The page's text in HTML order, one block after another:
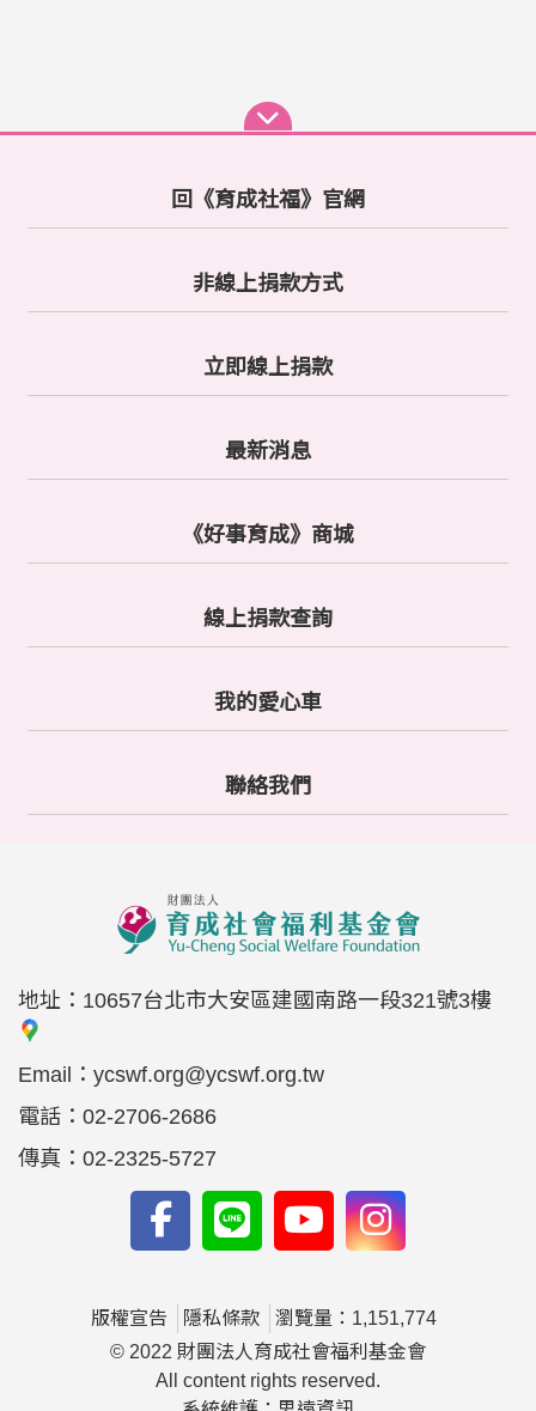
回《育成社福》官網
非線上捐款方式
立即線上捐款
最新消息
《好事育成》商城
線上捐款查詢
我的愛心車
聯絡我們
地址： 10657台北市大安區建國南路一段321號3樓
Email： ycswf.org@ycswf.org.tw
電話： 02-2706-2686
傳真： 02-2325-5727
版權宣告 隱私條款
瀏覽量：1,151,774
© 2022 財團法人育成社會福利基金會
All content rights reserved.